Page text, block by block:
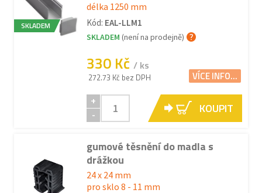
SKLADEM
délka 1250 mm
Kód: EAL-LLM1
SKLADEM (není na prodejně)
330 Kč / ks
272.73 Kč bez DPH VÍCE INFO...
+
-
KOUPIT
gumové těsnění do madla s
drážkou
24 x 24 mm
pro sklo 8 - 11 mm